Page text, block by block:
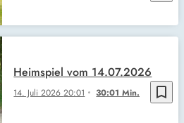
bookmark_border
14. Juli 202620:01 30:01 Min.
Heimspiel vom 14.07.2026